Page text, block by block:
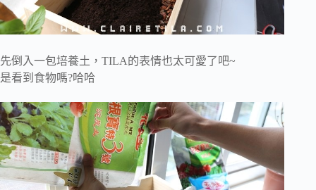
先倒入一包培養土，TILA的表情也太可愛了吧~
是看到食物嗎?哈哈